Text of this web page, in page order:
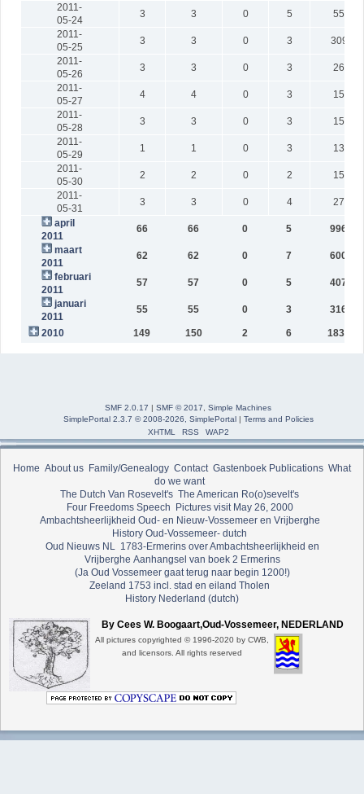
2011-
05-24
3 3 0 5
556
2011-
05-25
3 3 0 3
3092
2011-
05-26
3 3 0 3
260
2011-
05-27
4 4 0 3
151
2011-
05-28
3 3 0 3
152
2011-
05-29
1 1 0 3
136
2011-
05-30
2 2 0 2
158
2011-
05-31
3 3 0 4
274
april
2011
66 66 0 5
9964
maart
2011
62 62 0 7
6006
februari
2011
57 57 0 5
4073
januari
2011
55 55 0 3 3166
2010 149 150 2 6 18321
SMF 2.0.17 | SMF © 2017
Simple Machines
SimplePortal 2.3.7 © 2008-2026, SimplePortal| Terms and Policies
XHTML
RSS WAP2
Home About us Family/Genealogy Contact Gastenboek Publications What
do we want
The Dutch Van Rosevelt's The American Ro(o)sevelt's
Four Freedoms Speech Pictures visit May 26, 2000
Ambachtsheerlijkheid Oud- en Nieuw-Vossemeer en Vrijberghe
History Oud-Vossemeer- dutch
Oud Nieuws NL
1783-Ermerins over Ambachtsheerlijkheid en
Vrijberghe Aanhangsel van boek 2 Ermerins
(Ja Oud Vossemeer gaat terug naar begin 1200!)
Zeeland 1753 incl. stad en eiland Tholen
History Nederland (dutch)
By Cees W. Boogaart,Oud-Vossemeer, NEDERLAND
All pictures copyrighted © 1996-2020 by CWB,
and licensors. All rights reserved